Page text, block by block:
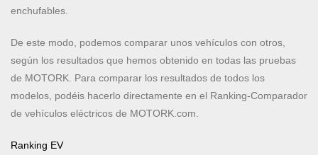
enchufables.
De este modo, podemos comparar unos vehículos con otros,
según los resultados que hemos obtenido en todas las pruebas
de MOTORK. Para comparar los resultados de todos los
modelos, podéis hacerlo directamente en el Ranking-Comparador
de vehículos eléctricos de MOTORK.com.
Ranking EV